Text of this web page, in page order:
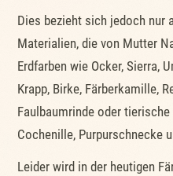
Dies bezieht sich jedoch nur
Materialien, die von Mutter
Erdfarben wie Ocker, Sierra,
Krapp, Birke, Färberkamille,
Faulbaumrinde oder
Cochenille, Purpurschnecke
Leider wird in der heutigen